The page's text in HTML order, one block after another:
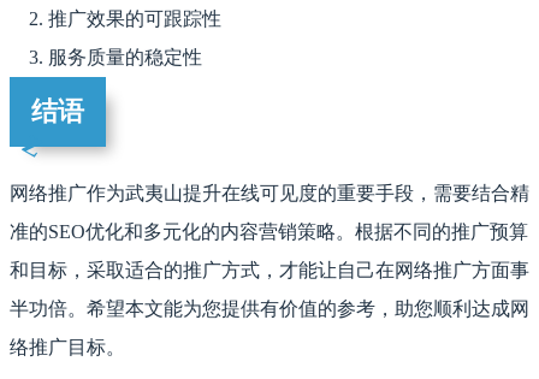
推广效果的可跟踪性
服务质量的稳定性
结语
网络推广作为武夷山提升在线可见度的重要手段，需要结合精
准的SEO优化和多元化的内容营销策略。根据不同的推广预算
和目标，采取适合的推广方式，才能让自己在网络推广方面事
半功倍。希望本文能为您提供有价值的参考，助您顺利达成网
络推广目标。